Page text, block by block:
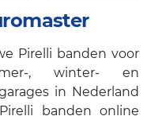
Pirelli banden voor
, winter- en
in Nederland
banden online